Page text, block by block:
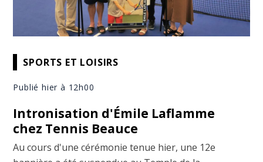
SPORTS ET LOISIRS
Publié hier à 12h00
Intronisation d'Émile Laflamme
chez Tennis Beauce
Au cours d'une cérémonie tenue hier, une 12e